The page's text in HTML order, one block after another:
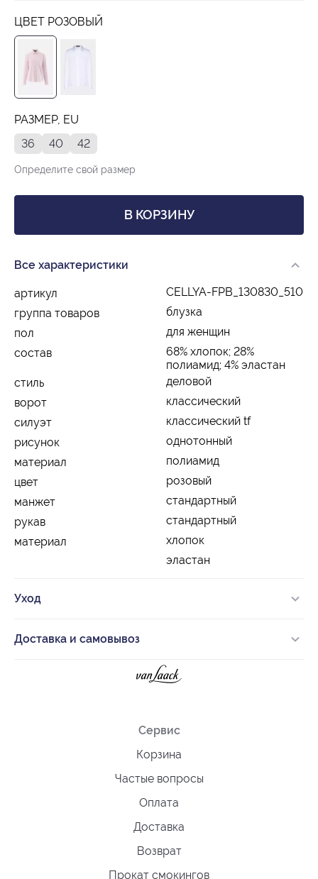
ЦВЕТ РОЗОВЫЙ
РАЗМЕР, EU
36
40 42
Определите свой размер
В КОРЗИНУ
Все характеристики
артикул
CELLYA-FPB_130830_510
группа товаров
блузка
пол
для женщин
состав
68% хлопок; 28%
полиамид; 4% эластан
стиль
деловой
ворот
классический
силуэт
классический tf
рисунок
однотонный
материал
полиамид
цвет
розовый
манжет
стандартный
рукав
стандартный
материал
хлопок
эластан
Уход
Доставка и самовывоз
Сервис
Корзина
Частые вопросы
Оплата
Доставка
Возврат
Прокат смокингов